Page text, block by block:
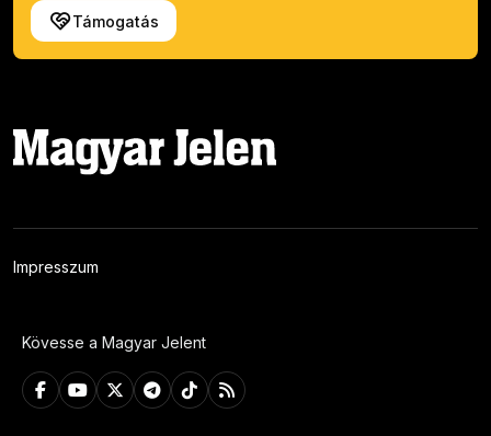
Támogatás
Impresszum
Kövesse a Magyar Jelent